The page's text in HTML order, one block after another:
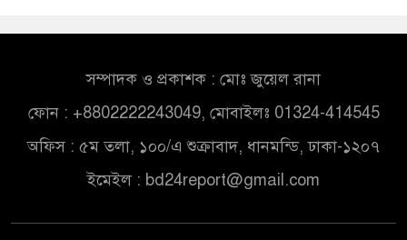
সম্পাদক ও প্রকাশক : মোঃ জুয়েল রানা
ফোন : +8802222243049, মোবাইলঃ 01324-414545
অফিস : ৫ম তলা, ১০০/এ শুক্রাবাদ, ধানমন্ডি, ঢাকা-১২০৭
ইমেইল : bd24report@gmail.com